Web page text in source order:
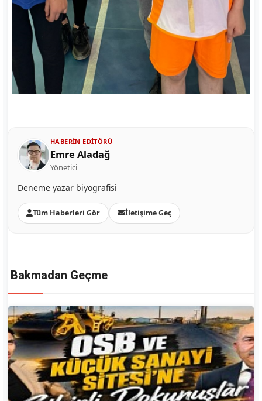
HABERIN EDITÖRÜ
Emre Aladağ
Yönetici
Deneme yazar biyografisi
Tüm Haberleri Gör İletişime Geç
Bakmadan Geçme